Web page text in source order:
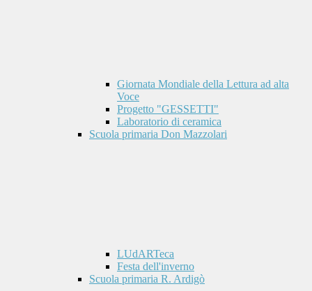
Giornata Mondiale della Lettura ad alta
Voce
Progetto "GESSETTI"
Laboratorio di ceramica
Scuola primaria Don Mazzolari
LUdARTeca
Festa dell'inverno
Scuola primaria R. Ardigò